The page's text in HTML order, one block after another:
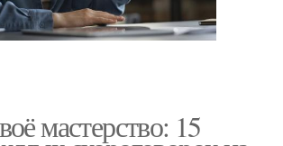
мастерство: 15